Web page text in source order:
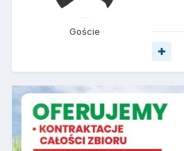
Goście